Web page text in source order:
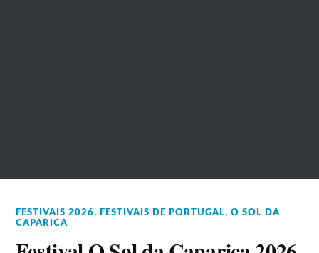
FESTIVAIS 2026, FESTIVAIS DE PORTUGAL,O SOL DA
CAPARICA